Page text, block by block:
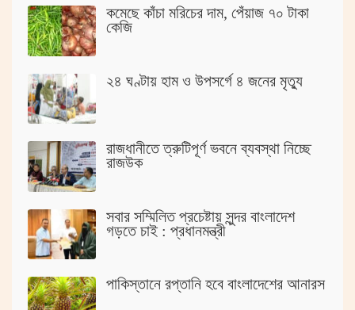
কমেছে কাঁচা মরিচের দাম, পেঁয়াজ ৭০ টাকা
কেজি
২৪ ঘণ্টায় হাম ও উপসর্গে ৪ জনের মৃত্যু
রাজধানীতে ত্রুটিপূর্ণ ভবনে ব্যবস্থা নিচ্ছে
রাজউক
সবার সম্মিলিত প্রচেষ্টায় সুন্দর বাংলাদেশ
গড়তে চাই : প্রধানমন্ত্রী
পাকিস্তানে রপ্তানি হবে বাংলাদেশের আনারস